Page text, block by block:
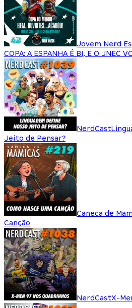
Jovem Nerd
COPA: A ESPANHA É BI, E O JNEC
NerdCast
Jeito de Pensar?
Caneca de
Canção
NerdCastX-